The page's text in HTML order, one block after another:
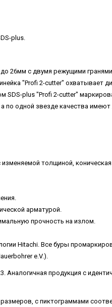
plus.
26мм с двумя режущими
"Profi 2-cutter" охватывает
SDS-plus "Profi 2-cutter"
по одной звезде качества имеют
толщиной,
арматурой.
прочность на излом.
Hitachi. Все буры
e.V.).
Аналогичная продукция с
с пиктограммами